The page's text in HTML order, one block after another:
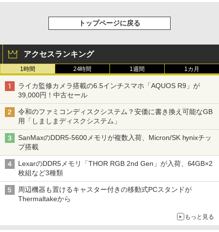
トップページに戻る
アクセスランキング
1時間 24時間 1週間 1カ月
ライカ監修カメラ搭載の6.5インチスマホ「AQUOS R9」が
39,000円！中古セール
令和のファミコンディスクシステム？安価に書き換え可能なGB
用「しましまディスクシステム」
SanMaxのDDR5-5600メモリが複数入荷、Micron/SK hynixチッ
プ搭載
LexarのDDR5メモリ「THOR RGB 2nd Gen」が入荷、64GB×2
枚組など3種類
周辺機器も置けるキャスター付きの移動式PCスタンドが
Thermaltakeから
もっと見る